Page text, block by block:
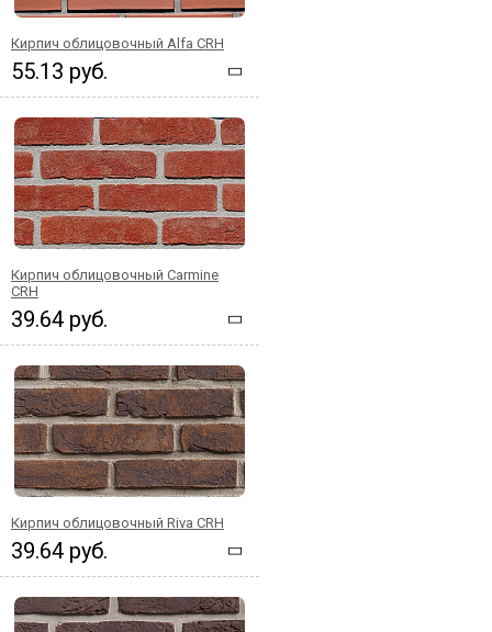
Кирпич облицовочный Alfa CRH
55.13 руб.
Кирпич облицовочный Carmine
CRH
39.64 руб.
Кирпич облицовочный Riva CRH
39.64 руб.